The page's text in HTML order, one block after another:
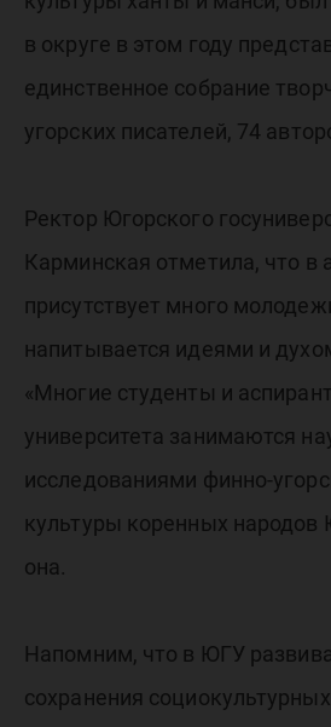
в округе в этом году
единственное собрание
угорских писателей, 74
Ректор Югорского
Карминская отметила, что в
присутствует много
напитывается идеями и
«Многие студенты и
университета занимаются
исследованиями финно-
культуры коренных народов
она.
Напомним, что в ЮГУ
сохранения